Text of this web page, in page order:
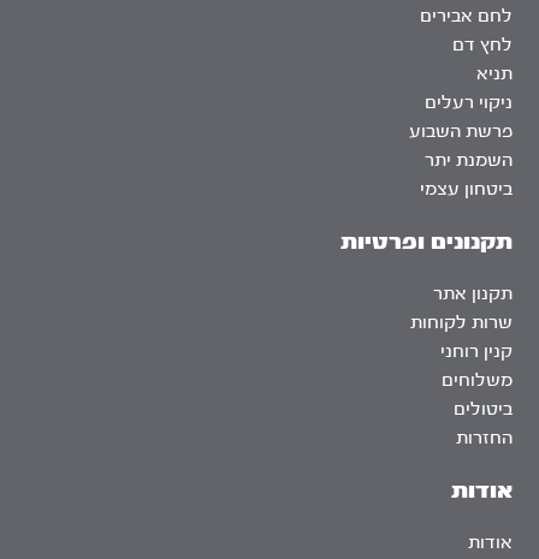
אודות
אודות
לחם אבירים
לחץ דם
תניא
ניקוי רעלים
פרשת השבוע
השמנת יתר
ביטחון עצמי
תקנונים ופרטיות
תקנון אתר
שרות לקוחות
קנין רוחני
משלוחים
ביטולים
החזרות